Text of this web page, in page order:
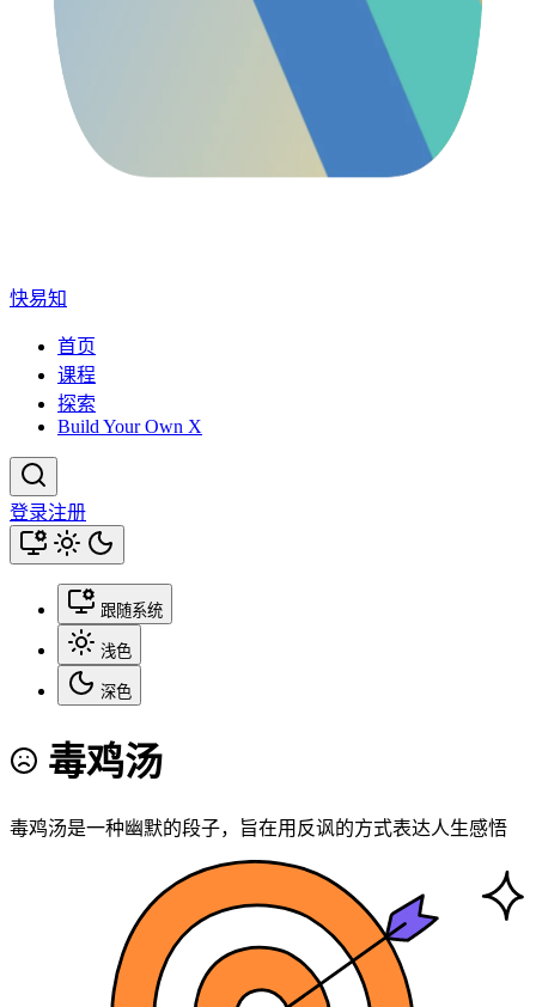
快易知
首页
课程
探索
Build Your Own X
登录注册
跟随系统
浅色
深色
毒鸡汤
毒鸡汤是一种幽默的段子，旨在用反讽的方式表达人生感悟